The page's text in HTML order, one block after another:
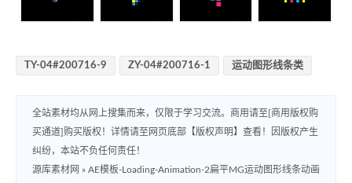
TY-04#200716-9 ZY-04#200716-1 运动图形线条类
全站素材均从网上搜集而来，仅限于学习交流。商用请至[商用版权购
买通道]购买版权！详情请至网页底部【版权声明】查看！因版权产生
纠纷，本站不负任何责任！
源库素材网 » AE模板-Loading-Animation-2扁平MG运动图形线条动画